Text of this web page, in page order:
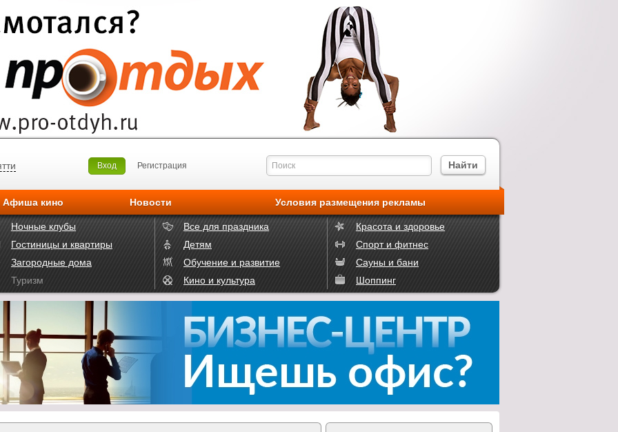
Вход Регистрация
Афиша кино Новости Условия размещения рекламы
Ночные клубы Все для праздника
Красота и здоровье
Гостиницы и квартиры Детям
Спорт и фитнес
Загородные дома Обучение и развитие
Сауны и бани
Туризм Кино и культура Шоппинг